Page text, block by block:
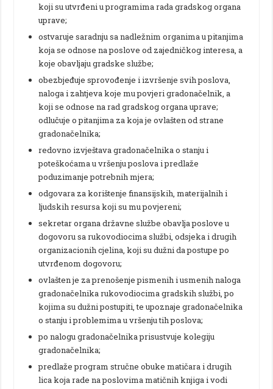
koji su utvrđeni u programima rada gradskog organa
uprave;
ostvaruje saradnju sa nadležnim organima u pitanjima
koja se odnose na poslove od zajedničkog interesa, a
koje obavljaju gradske službe;
obezbjeđuje sprovođenje i izvršenje svih poslova,
naloga i zahtjeva koje mu povjeri gradonačelnik, a
koji se odnose na rad gradskog organa uprave;
odlučuje o pitanjima za koja je ovlašten od strane
gradonačelnika;
redovno izvještava gradonačelnika o stanju i
poteškoćama u vršenju poslova i predlaže
poduzimanje potrebnih mjera;
odgovara za korištenje finansijskih, materijalnih i
ljudskih resursa koji su mu povjereni;
sekretar organa državne službe obavlja poslove u
dogovoru sa rukovodiocima službi, odsjeka i drugih
organizacionih cjelina, koji su dužni da postupe po
utvrđenom dogovoru;
ovlašten je za prenošenje pismenih i usmenih naloga
gradonačelnika rukovodiocima gradskih službi, po
kojima su dužni postupiti, te upoznaje gradonačelnika
o stanju i problemima u vršenju tih poslova;
po nalogu gradonačelnika prisustvuje kolegiju
gradonačelnika;
predlaže program stručne obuke matičara i drugih
lica koja rade na poslovima matičnih knjiga i vodi